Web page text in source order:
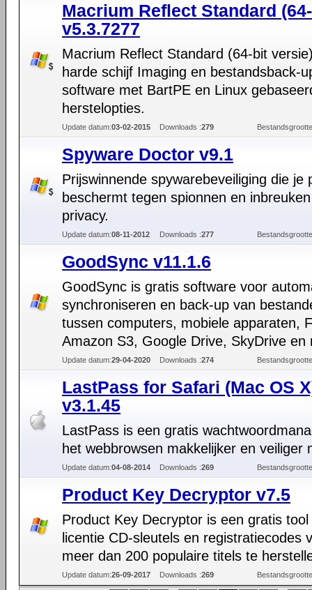
Macrium Reflect Standard
v5.3.7277
Macrium Reflect Standard (64-bit
harde schijf Imaging en bestandsback-
software met BartPE en Linux
herstelopties.
Update datum:03-02-2015 Downloads :279
Spyware Doctor v9.1
Prijswinnende spywarebeveiliging die je
beschermt tegen spionnen en
privacy.
Update datum:08-11-2012 Downloads :277
GoodSync v11.1.6
GoodSync is gratis software voor
synchroniseren en back-up van
tussen computers, mobiele apparaten,
Amazon S3, Google Drive, SkyDrive en
Update datum:29-04-2020 Downloads :274
LastPass for Safari (Mac OS
v3.1.45
LastPass is een gratis
het webbrowsen makkelijker en veiliger
Update datum:04-08-2014 Downloads :269
Product Key Decryptor v7.5
Product Key Decryptor is een gratis tool
licentie CD-sleutels en registratiecodes
meer dan 200 populaire titels te
Update datum:26-09-2017 Downloads :269